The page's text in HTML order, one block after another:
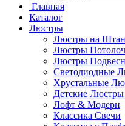
Главная
Каталог
Люстры
Люстры на
Люстры
Люстры
Светодиодные
Хрустальные
Детские Люстры
Лофт & Модерн
Классика Свечи